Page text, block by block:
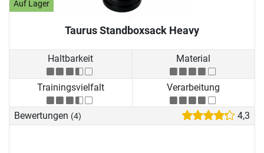
Auf Lager
Taurus Standboxsack Heavy
Haltbarkeit Material
Trainingsvielfalt Verarbeitung
Bewertungen (4) 4,3